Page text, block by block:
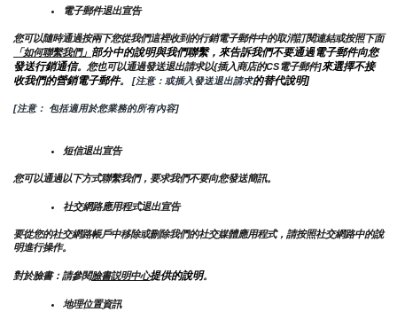
電子郵件退出宣告
您可以隨時通過按兩下您從我們這裡收到的行銷電子郵件中的取消訂閱連結或按照下面
「如何聯繫我們」 部分中的說明與我們聯繫，來告訴我們不要通過電子郵件向您
發送行銷通信。您也可以通過發送退出請求以{插入商店的CS電子郵件]來選擇不接
收我們的營銷電子郵件。 [注意：或插入發送退出請求的替代說明]
[注意： 包括適用於您業務的所有內容]
短信退出宣告
您可以通過以下方式聯繫我們，要求我們不要向您發送簡訊。
社交網路應用程式退出宣告
要從您的社交網路帳戶中移除或刪除我們的社交媒體應用程式，請按照社交網路中的說
明進行操作。
對於臉書：請參閱臉書説明中心提供的說明。
地理位置資訊